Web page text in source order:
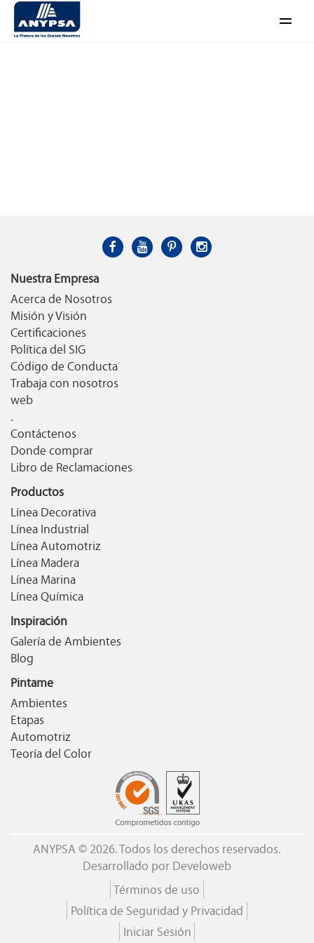
menú
Nuestra Empresa
Acerca de Nosotros
Misión y Visión
Certificaciones
Política del SIG
Código de Conducta
Trabaja con nosotros
web
.
Contáctenos
Donde comprar
Libro de Reclamaciones
Productos
Línea Decorativa
Línea Industrial
Línea Automotriz
Línea Madera
Línea Marina
Línea Química
Inspiración
Galería de Ambientes
Blog
Pintame
Ambientes
Etapas
Automotriz
Teoría del Color
ANYPSA © 2026. Todos los derechos reservados.
Desarrollado porDeveloweb
Términos de uso
Política de Seguridad y Privacidad
Iniciar Sesión